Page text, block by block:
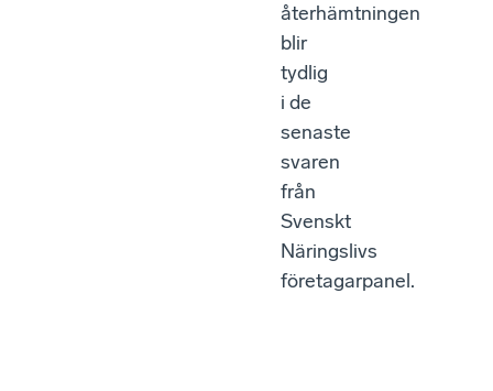
återhämtningen
blir
tydlig
i de
senaste
svaren
från
Svenskt
Näringslivs
företagarpanel.